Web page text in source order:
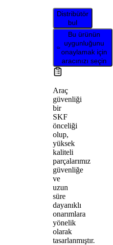
Distribütör
bul
Bu ürünün
uygunluğunu
onaylamak için
aracınızı seçin
Araç
güvenliği
bir
SKF
önceliği
olup,
yüksek
kaliteli
parçalarımız
güvenliğe
ve
uzun
süre
dayanıklı
onarımlara
yönelik
olarak
tasarlanmıştır.